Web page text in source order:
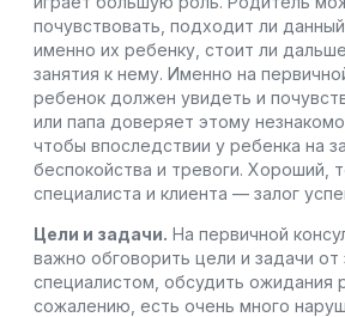
почувствовать, подходит ли
именно их ребенку, стоит ли
занятия к нему. Именно на
ребенок должен увидеть и
или папа доверяет этому
чтобы впоследствии у ребенка на
беспокойства и тревоги. Хороший,
специалиста и клиента — залог
Цели и задачи. На первичной
важно обговорить цели и задачи от
специалистом, обсудить ожидания
сожалению, есть очень много